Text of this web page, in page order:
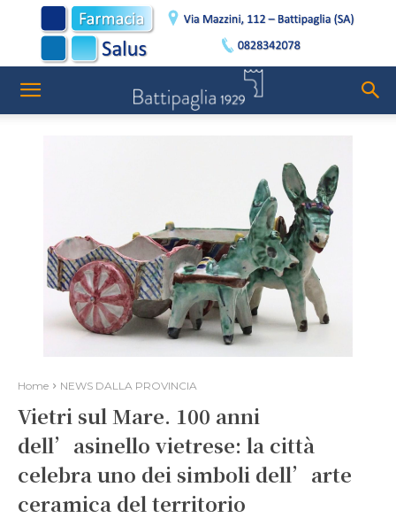
Home NEWS DALLA PROVINCIA
Vietri sul Mare. 100 anni
dell’asinello vietrese: la città
celebra uno dei simboli dell’arte
ceramica del territorio